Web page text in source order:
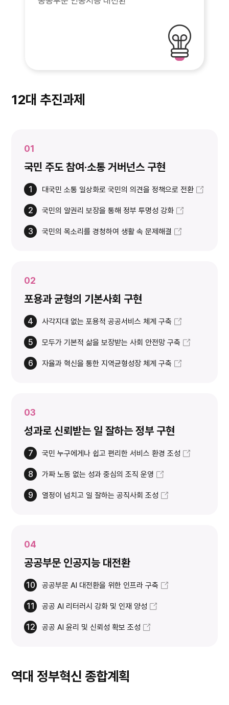
12대 추진과제
01
국민 주도 참여·소통 거버넌스 구현
1 대국민 소통 일상화로 국민의 의견을 정책으로 전환
2 국민의 알권리 보장을 통해 정부 투명성 강화
3 국민의 목소리를 경청하여 생활 속 문제해결
02
포용과 균형의 기본사회 구현
4 사각지대 없는 포용적 공공서비스 체계 구축
5 모두가 기본적 삶을 보장받는 사회 안전망 구축
6 자율과 혁신을 통한 지역균형성장 체계 구축
03
성과로 신뢰받는 일 잘하는 정부 구현
7 국민 누구에게나 쉽고 편리한 서비스 환경 조성
8 가짜 노동 없는 성과 중심의 조직 운영
9 열정이 넘치고 일 잘하는 공직사회 조성
04
공공부문 인공지능 대전환
10 공공부문 AI 대전환을 위한 인프라 구축
11 공공 AI 리터러시 강화 및 인재 양성
12 공공 AI 윤리 및 신뢰성 확보 조성
역대 정부혁신 종합계획